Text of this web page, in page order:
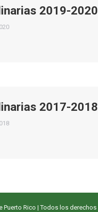
2019-2020
2017-2018
Puerto Rico | Todos los derechos